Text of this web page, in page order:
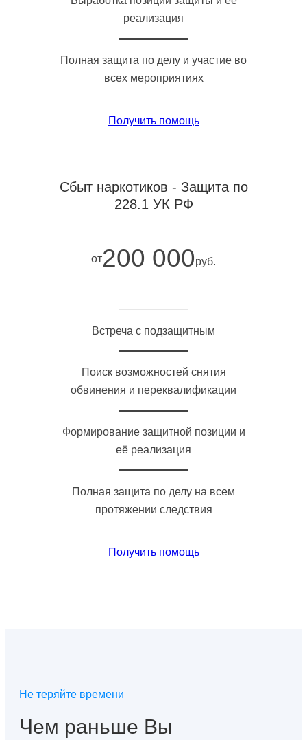
реализация
Полная защита по делу и участие во
всех мероприятиях
Получить помощь
Сбыт наркотиков - Защита по
228.1 УК РФ
от200 000руб.
Встреча с подзащитным
Поиск возможностей снятия
обвинения и переквалификации
Формирование защитной позиции и
её реализация
Полная защита по делу на всем
протяжении следствия
Получить помощь
Не теряйте времени
Чем раньше Вы